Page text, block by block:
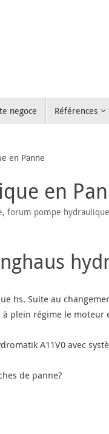
negoce Références
en Panne
en
, forum pompe hydraulique
hs. Suite au
plein régime le
A11V0 avec
de panne?